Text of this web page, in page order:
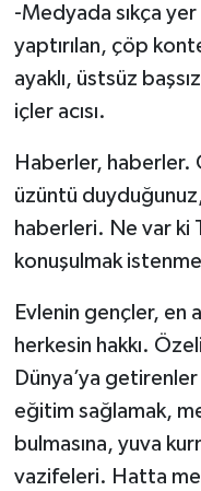
-Medyada sıkça
yaptırılan, çöp
ayaklı, üstsüz
içler acısı.
Haberler,
üzüntü
haberleri. Ne var ki
konuşulmak
Evlenin gençler, en
herkesin hakkı.
Dünya’ya
eğitim sağlamak,
bulmasına, yuva
vazifeleri. Hatta